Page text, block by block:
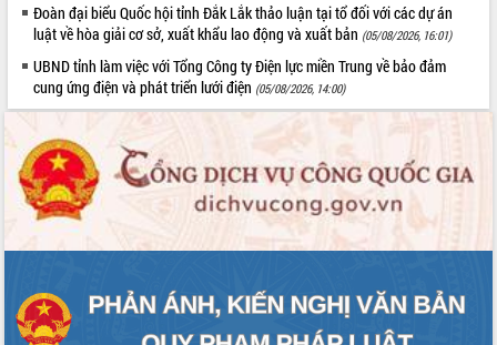
Lắk
Đắk Lắk nâng cao hiệu quả công tác
Đảng từ Sổ tay đảng viên điện tử
Đắk Lắk đẩy mạnh nuôi biển công
nghệ, hướng tới phát triển thủy sản
bền vững
Tập huấn nâng cao năng lực triển khai
chuyển đổi số cho cán bộ, công chức
cấp xã
Đẩy mạnh cải cách hành chính, quyết
tâm đạt được mục tiêu tăng trưởng
Đoàn đại biểu Quốc hội tỉnh Đắk Lắk thảo luận tại tổ đối với các dự án
luật về hòa giải cơ sở, xuất khẩu lao động và xuất bản (05/08/2026, 16:01)
UBND tỉnh làm việc với Tổng Công ty Điện lực miền Trung về bảo đảm
cung ứng điện và phát triển lưới điện (05/08/2026, 14:00)